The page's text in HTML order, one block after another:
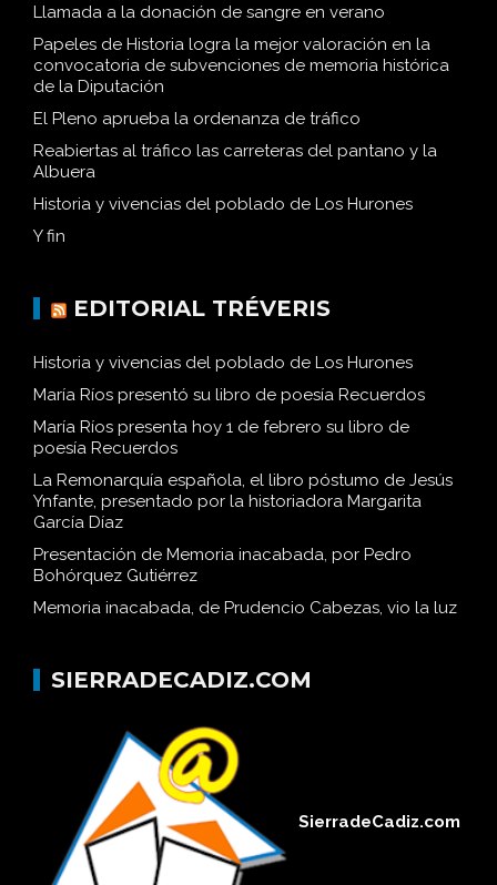
Llamada a la donación de sangre en verano
Papeles de Historia logra la mejor valoración en la
convocatoria de subvenciones de memoria histórica
de la Diputación
El Pleno aprueba la ordenanza de tráfico
Reabiertas al tráfico las carreteras del pantano y la
Albuera
Historia y vivencias del poblado de Los Hurones
Y fin
EDITORIAL TRÉVERIS
Historia y vivencias del poblado de Los Hurones
María Ríos presentó su libro de poesía Recuerdos
María Ríos presenta hoy 1 de febrero su libro de
poesía Recuerdos
La Remonarquía española, el libro póstumo de Jesús
Ynfante, presentado por la historiadora Margarita
García Díaz
Presentación de Memoria inacabada, por Pedro
Bohórquez Gutiérrez
Memoria inacabada, de Prudencio Cabezas, vio la luz
SIERRADECADIZ.COM
SierradeCadiz.com